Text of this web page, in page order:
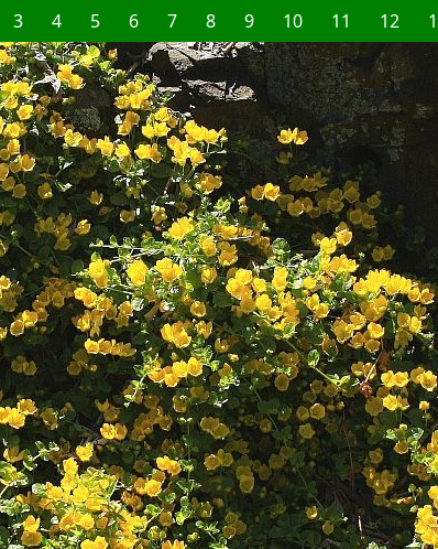
3 4 5 6 7 8 9 10 11 12